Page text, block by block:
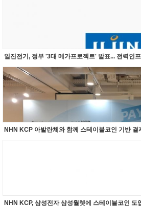
일진전기, 정부 '3대 메가프로젝트' 발표... 전력인
NHN KCP 아발란체와 함께 스테이블코인 기반 결
NHN KCP, 삼성전자 삼성월렛에 스테이블코인 도